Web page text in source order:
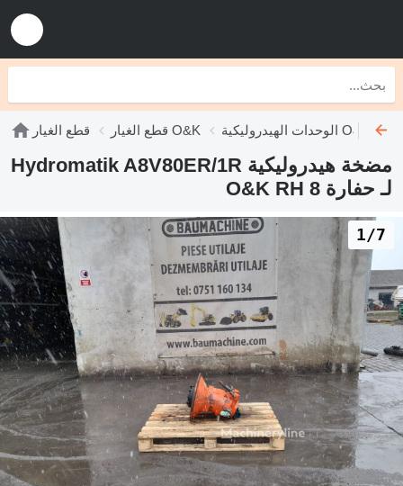
قطع الغيار قطع الغيار O&K الوحدات الهيدروليكية O&K
مضخة هيدروليكية Hydromatik A8V80ER/1R
لـ حفارة O&K RH 8
1/7